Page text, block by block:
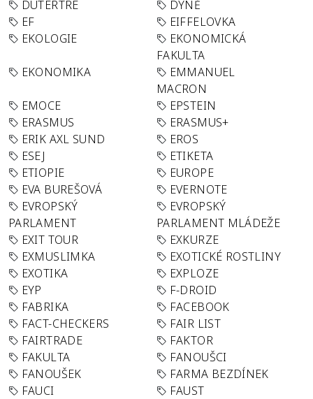
DUTERTRE
DÝNĚ
EF
EIFFELOVKA
EKOLOGIE
EKONOMICKÁ
FAKULTA
EKONOMIKA
EMMANUEL
MACRON
EMOCE
EPSTEIN
ERASMUS
ERASMUS+
ERIK AXL SUND
EROS
ESEJ
ETIKETA
ETIOPIE
EUROPE
EVA BUREŠOVÁ
EVERNOTE
EVROPSKÝ
PARLAMENT
EVROPSKÝ
PARLAMENT MLÁDEŽE
EXIT TOUR
EXKURZE
EXMUSLIMKA
EXOTICKÉ ROSTLINY
EXOTIKA
EXPLOZE
EYP
F-DROID
FABRIKA
FACEBOOK
FACT-CHECKERS
FAIR LIST
FAIRTRADE
FAKTOR
FAKULTA
FANOUŠCI
FANOUŠEK
FARMA BEZDÍNEK
FAUCI
FAUST